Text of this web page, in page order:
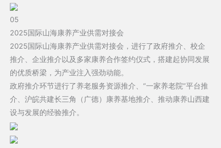
05
2025国际山海康养产业供需对接会
2025国际山海康养产业供需对接会，进行了政府推介、校企
推介、企业推介以及多家康养合作签约仪式，搭建起协同发展
的优质桥梁，为产业注入强劲动能。
政府推介环节进行了养老服务资源推介、“一家养老院”平台推
介、沪皖共建长三角（广德）康养基地推介、推动康养山西建
设与发展的经验推介。